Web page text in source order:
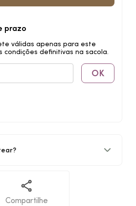
prazo
válidas apenas para este
condições definitivas na sacola.
OK
Compartilhe